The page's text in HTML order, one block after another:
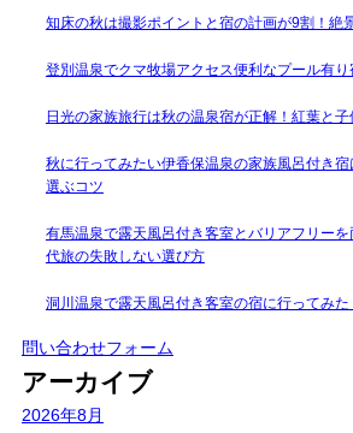
知床の秋は撮影ポイントと宿の計画が9割！絶
登別温泉でクマ牧場アクセス便利なプール有
日光の家族旅行は秋の温泉宿が正解！紅葉と
秋に行ってみたい伊香保温泉の家族風呂付き
選ぶコツ
有馬温泉で露天風呂付き客室とバリアフリー
代旅の失敗しない選び方
洞川温泉で露天風呂付き客室の宿に行ってみ
問い合わせフォーム
アーカイブ
2026年8月